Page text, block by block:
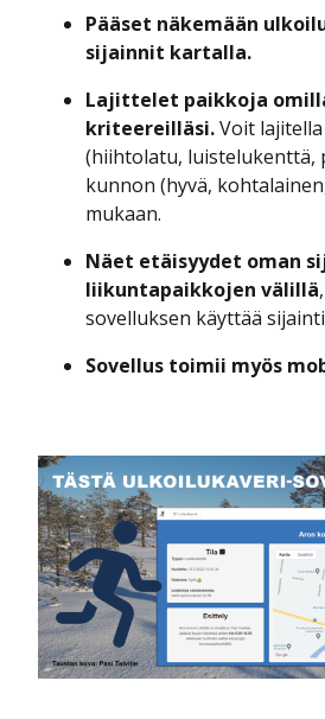
Pääset näkemään
sijainnit kartalla.
Lajittelet paikkoja
kriteereilläsi.Voit
(hiihtolatu, luistelukenttä,
kunnon (hyvä,
mukaan.
Näet etäisyydet oman
liikuntapaikkojen välillä
sovelluksen käyttää
Sovellus toimii myös